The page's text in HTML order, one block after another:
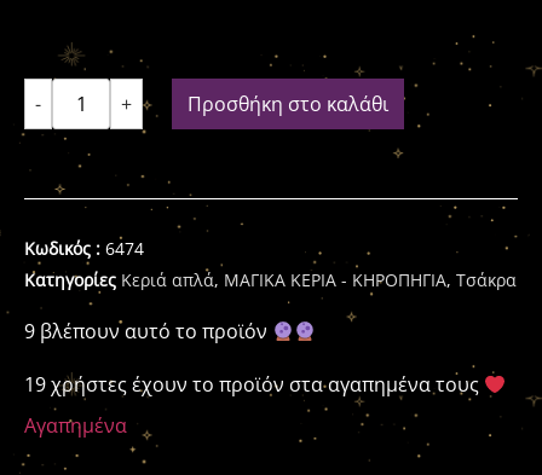
- + Προσθήκη στο καλάθι
Κωδικός : 6474
Κατηγορίες Κεριά απλά, ΜΑΓΙΚΑ ΚΕΡΙΑ - ΚΗΡΟΠΗΓΙΑ, Τσάκρα
9 βλέπουν αυτό το προϊόν
19 χρήστες έχουν το προϊόν στα αγαπημένα τους
Αγαπημένα